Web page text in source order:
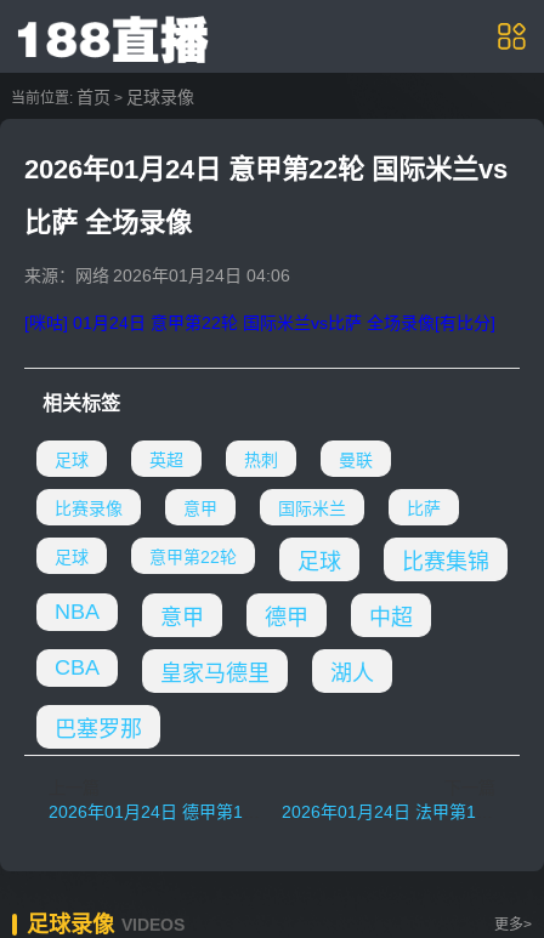
当前位置: 首页 > 足球录像
2026年01月24日 意甲第22轮 国际米兰vs
比萨 全场录像
来源：网络 2026年01月24日 04:06
[咪咕] 01月24日 意甲第22轮 国际米兰vs比萨 全场录像[有比分]
相关标签
足球 英超 热刺 曼联
比赛录像 意甲 国际米兰 比萨
足球 意甲第22轮 足球 比赛集锦
NBA 意甲 德甲 中超
CBA 皇家马德里 湖人
巴塞罗那
2026年01月24日 德甲第19轮 圣保利vs汉堡 全场录像
2026年01月24日 法甲第19轮 欧塞尔vs巴黎圣日耳曼 全场录像
足球录像 VIDEOS 更多>